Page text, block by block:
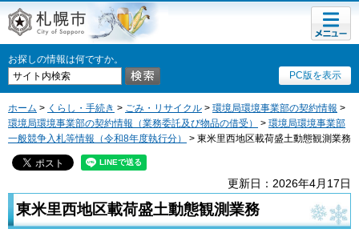
札幌市
お探しの情報は何ですか。
PC版を表示
メニュ
ー
ホーム > くらし・手続き > ごみ・リサイクル > 環境局環境事業部の契約情報 >
環境局環境事業部の契約情報（業務委託及び物品の借受）
> 環境局環境事業部
一般競争入札等情報（令和8年度執行分）
> 東米里西地区載荷盛土動態観測業務
更新日：2026年4月17日
東米里西地区載荷盛土動態観測業務